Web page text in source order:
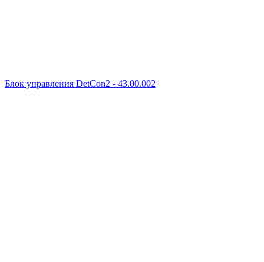
Блок управления DetCon2 - 43.00.002